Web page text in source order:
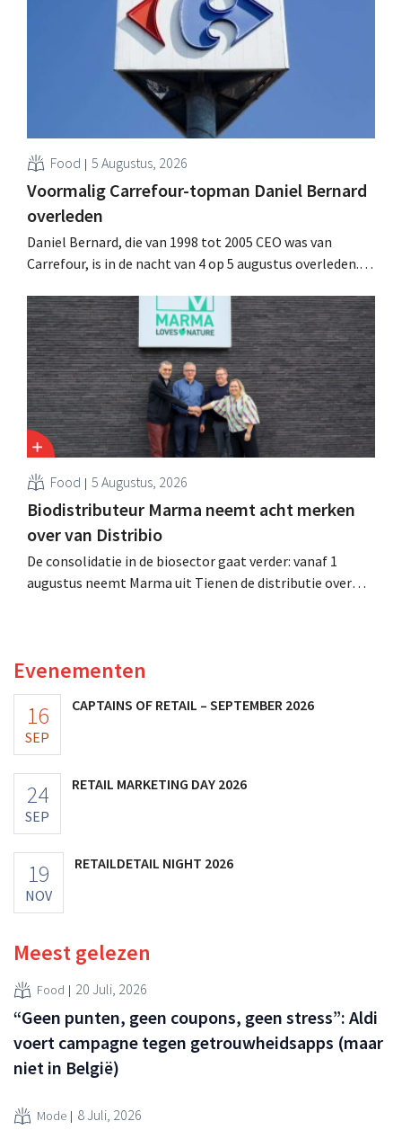
vooruitzichten.
Food 5 Augustus, 2026
Voormalig Carrefour-topman Daniel Bernard
overleden
Daniel Bernard, die van 1998 tot 2005 CEO was van
Carrefour, is in de nacht van 4 op 5 augustus overleden.
retailer, realiseerde de fusie met Promodès en nam
toenmalig Belgisch marktleider GB over.
Food 5 Augustus, 2026
Biodistributeur Marma neemt acht merken
over van Distribio
De consolidatie in de biosector gaat verder: vanaf 1
augustus neemt Marma uit Tienen de distributie over
Evenementen
16
SEP
CAPTAINS OF RETAIL – SEPTEMBER 2026
24
SEP
RETAIL MARKETING DAY 2026
19
NOV
RETAILDETAIL NIGHT 2026
Meest gelezen
Food 20 Juli, 2026
“Geen punten, geen coupons, geen stress”: Aldi
voert campagne tegen getrouwheidsapps (maar
niet in België)
Mode 8 Juli, 2026